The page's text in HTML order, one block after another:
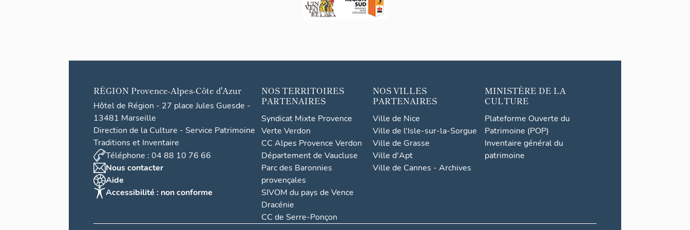
RÉGION Provence-Alpes-Côte d'Azur
Hôtel de Région - 27 place Jules Guesde -
13481 Marseille
Direction de la Culture - Service Patrimoine
Traditions et Inventaire
Téléphone : 04 88 10 76 66
Nous contacter
Aide
Accessibilité : non conforme
NOS TERRITOIRES
PARTENAIRES
Syndicat Mixte Provence
Verte Verdon
CC Alpes Provence Verdon
Département de Vaucluse
Parc des Baronnies
provençales
SIVOM du pays de Vence
Dracénie
CC de Serre-Ponçon
NOS VILLES
PARTENAIRES
Ville de Nice
Ville de l'Isle-sur-la-Sorgue
Ville de Grasse
Ville d'Apt
Ville de Cannes - Archives
MINISTÈRE DE LA
CULTURE
Plateforme Ouverte du
Patrimoine (POP)
Inventaire général du
patrimoine